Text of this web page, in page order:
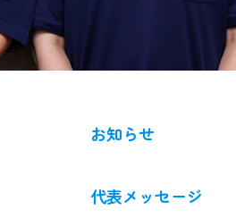
お知らせ
代表メッセージ